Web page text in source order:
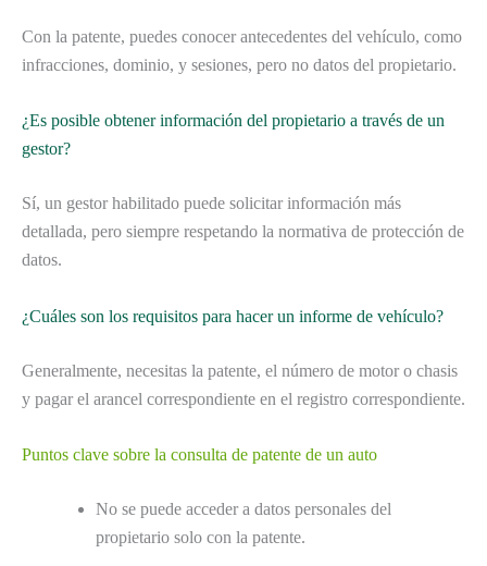
Con la patente, puedes conocer antecedentes del vehículo, como
infracciones, dominio, y sesiones, pero no datos del propietario.
¿Es posible obtener información del propietario a través de un
gestor?
Sí, un gestor habilitado puede solicitar información más
detallada, pero siempre respetando la normativa de protección de
datos.
¿Cuáles son los requisitos para hacer un informe de vehículo?
Generalmente, necesitas la patente, el número de motor o chasis
y pagar el arancel correspondiente en el registro correspondiente.
Puntos clave sobre la consulta de patente de un auto
No se puede acceder a datos personales del
propietario solo con la patente.